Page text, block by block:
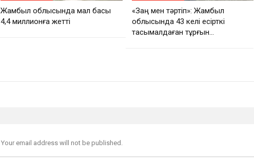
Жамбыл облысында мал басы
4,4 миллионға жетті
«Заң мен тәртіп»: Жамбыл
облысында 43 келі есірткі
тасымалдаған тұрғын…
Your email address will not be published.